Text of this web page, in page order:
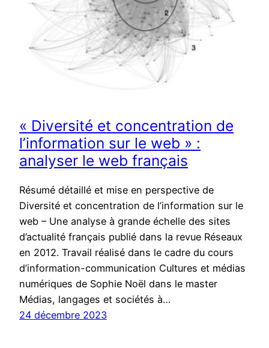
« Diversité et concentration de
l’information sur le web » :
analyser le web français
Résumé détaillé et mise en perspective de
Diversité et concentration de l’information sur le
web – Une analyse à grande échelle des sites
d’actualité français publié dans la revue Réseaux
en 2012. Travail réalisé dans le cadre du cours
d’information-communication Cultures et médias
numériques de Sophie Noël dans le master
Médias, langages et sociétés à…
24 décembre 2023